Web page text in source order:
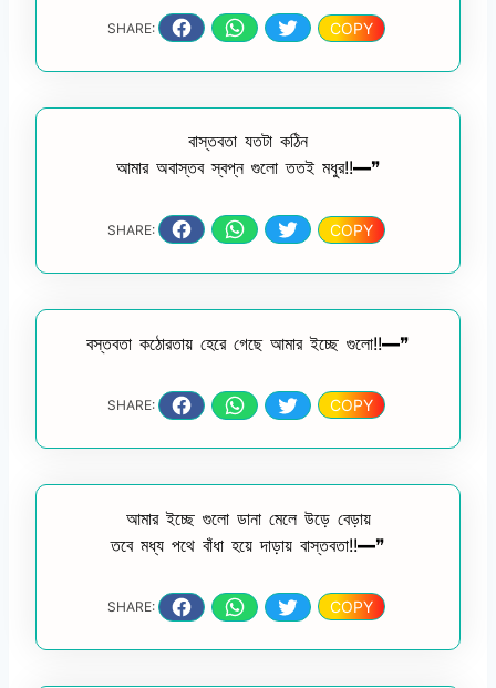
SHARE: COPY
বাস্তবতা যতটা কঠিন
আমার অবাস্তব স্বপ্ন গুলো ততই মধুর!!━❞
SHARE: COPY
বস্তবতা কঠোরতায় হেরে গেছে আমার ইচ্ছে গুলো!!━❞
SHARE: COPY
আমার ইচ্ছে গুলো ডানা মেলে উড়ে বেড়ায়
তবে মধ্য পথে বাঁধা হয়ে দাড়ায় বাস্তবতা!!━❞
SHARE: COPY